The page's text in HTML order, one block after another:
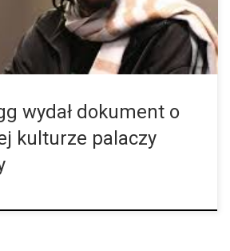
wydał dokument o
kulturze palaczy